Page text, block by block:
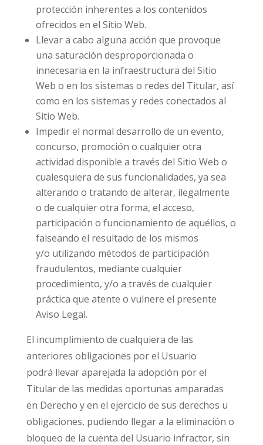
protección inherentes a los contenidos
ofrecidos en el Sitio Web.
Llevar a cabo alguna acción que provoque
una saturación desproporcionada o
innecesaria en la infraestructura del Sitio
Web o en los sistemas o redes del Titular, así
como en los sistemas y redes conectados al
Sitio Web.
Impedir el normal desarrollo de un evento,
concurso, promoción o cualquier otra
actividad disponible a través del Sitio Web o
cualesquiera de sus funcionalidades, ya sea
alterando o tratando de alterar, ilegalmente
o de cualquier otra forma, el acceso,
participación o funcionamiento de aquéllos, o
falseando el resultado de los mismos
y/o utilizando métodos de participación
fraudulentos, mediante cualquier
procedimiento, y/o a través de cualquier
práctica que atente o vulnere el presente
Aviso Legal.
El incumplimiento de cualquiera de las
anteriores obligaciones por el Usuario
podrá llevar aparejada la adopción por el
Titular de las medidas oportunas amparadas
en Derecho y en el ejercicio de sus derechos u
obligaciones, pudiendo llegar a la eliminación o
bloqueo de la cuenta del Usuario infractor, sin